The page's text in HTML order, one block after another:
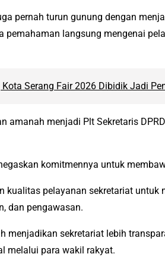
pernah turun gunung dengan
pemahaman langsung mengenai
Serang Fair 2026 Dibidik Jadi
amanah menjadi Plt Sekretaris
komitmennya untuk
kualitas pelayanan sekretariat untuk
dan pengawasan.
menjadikan sekretariat lebih
melalui para wakil rakyat.